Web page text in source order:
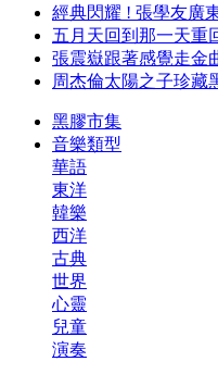
經典閃耀 ! 張學友廣
五月天回到那一天重
張震嶽跟著感覺走金
周杰倫太陽之子珍藏
黑膠市集
音樂類型
華語
東洋
韓樂
西洋
古典
世界
心靈
兒童
演奏